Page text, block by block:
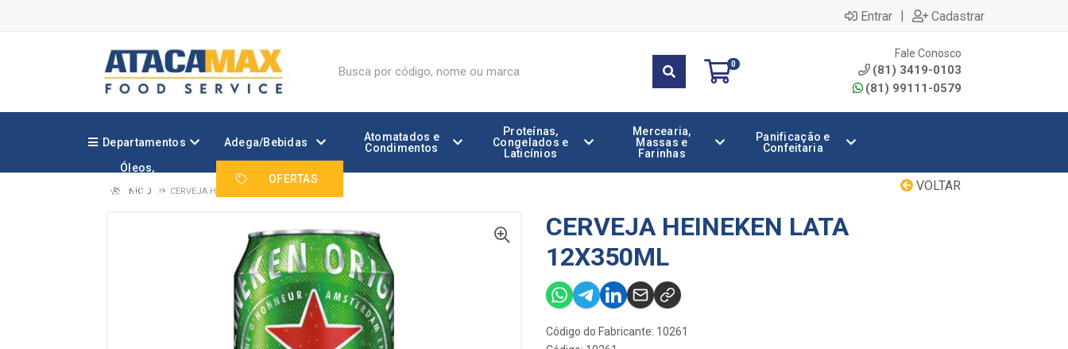
Entrar | Cadastrar
0
Fale Conosco
(81) 3419-0103
(81) 99111-0579
Departamentos Adega/Bebidas
Atomatados e
Condimentos
Proteínas,
Congelados e
Laticínios
Mercearia,
Massas e
Farinhas
Panificação e
Confeitaria
Óleos,
Gorduras
OFERTAS VOLTAR
INÍCIO CERVEJA HEINEKEN LATA 12X350ML
CERVEJA HEINEKEN LATA
12X350ML
Código do Fabricante: 10261